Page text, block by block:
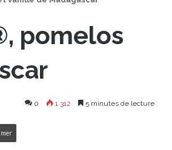
pomelos
0 1 312 5 minutes de lecture